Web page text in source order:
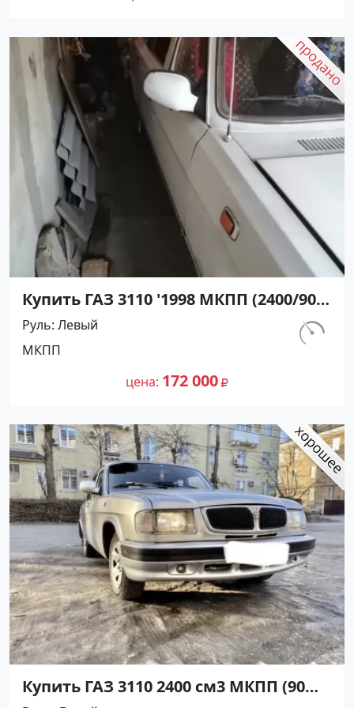
Купить ГАЗ 3110 '1998 МКПП (2400/90
л.с.) Бензин карбюратор Кореновск
цвет Белый Седан по цене 172000
рублей, объявление №21275 на сайте
Авторынок23
км.
Руль Левый
МКПП
цена 172 000
Купить ГАЗ 3110 2400 см3 МКПП (90